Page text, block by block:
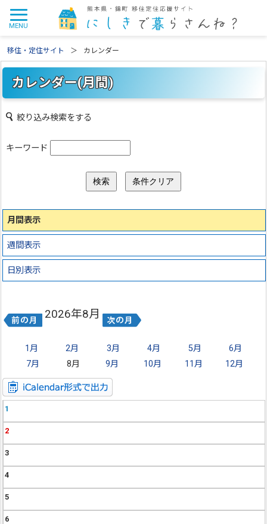
移住・定住サイト カレンダー
カレンダー(月間)
絞り込み検索をする
キーワード
月間表示
週間表示
日別表示
2026年8月
1月 2月 3月 4月 5月
6月
7月
8月 9月 10月 11月 12月
1
2
3
4
5
6